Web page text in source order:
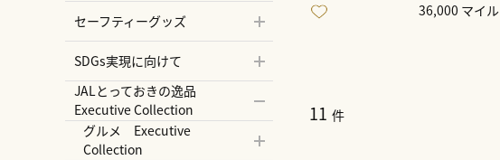
セーフティーグッズ
SDGs実現に向けて
JALとっておきの逸品
Executive Collection
グルメ Executive
Collection
36,000 マイル
11 件